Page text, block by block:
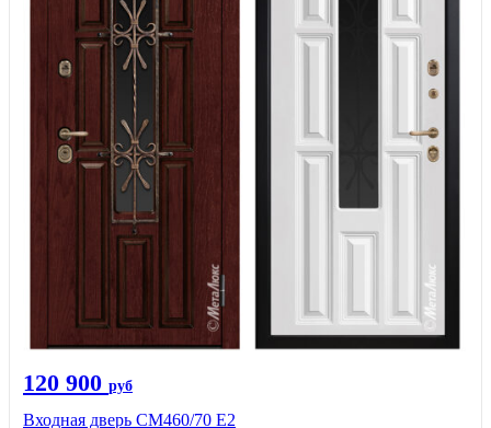
120 900 руб
Входная дверь СМ460/70 Е2